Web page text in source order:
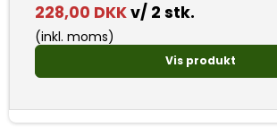
228,00 DKKv/ 2 stk.
(inkl. moms)
Vis produkt